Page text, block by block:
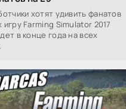
хотят удивить фанатов
Farming Simulator 2017
в конце года на всех